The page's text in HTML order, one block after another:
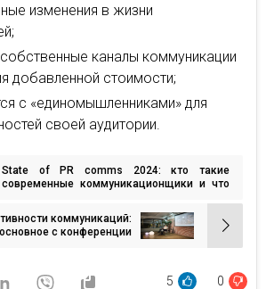
изменения в жизни
каналы коммуникации
добавленной стоимости;
с «единомышленниками» для
своей аудитории.
State of PR comms 2024: кто такие
современные коммуникационщики и что
коммуникаций:
с конференции
5 0